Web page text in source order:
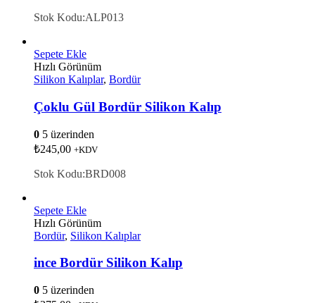
Stok Kodu:ALP013
Sepete Ekle
Hızlı Görünüm
Silikon Kalıplar, Bordür
Çoklu Gül Bordür Silikon Kalıp
0 5 üzerinden
₺245,00 +KDV
Stok Kodu:BRD008
Sepete Ekle
Hızlı Görünüm
Bordür, Silikon Kalıplar
ince Bordür Silikon Kalıp
0 5 üzerinden